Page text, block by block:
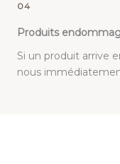
04
Produits
Si un produit arrive
nous